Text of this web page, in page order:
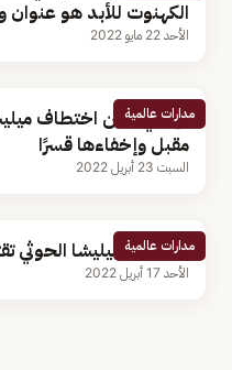
الكهنوت للأبد هو عنوان
الأحد 22 مايو 2022
مدارات عالمية
الإرياني يدين اختطاف
مقبل وإخفاءها قسرًا
السبت 23 أبريل 2022
مدارات عالمية
صنعاء... ميليشا الحوثي
الأحد 17 أبريل 2022